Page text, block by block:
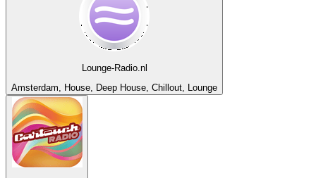
Lounge-Radio.nl
Amsterdam, House, Deep House, Chillout, Lounge